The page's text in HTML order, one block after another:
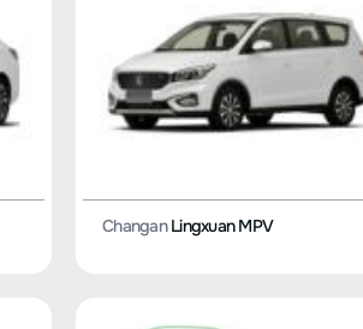
ChanganLingxuan MPV